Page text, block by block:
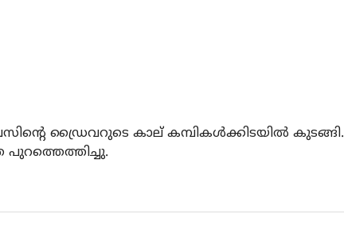
ഡ്രൈവറുടെ കാല് കമ്പികള്‍ക്കിടയില്‍ കുടങ്ങി.